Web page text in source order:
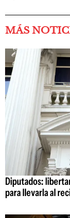
MÁS
Diputados:
para llevarla al